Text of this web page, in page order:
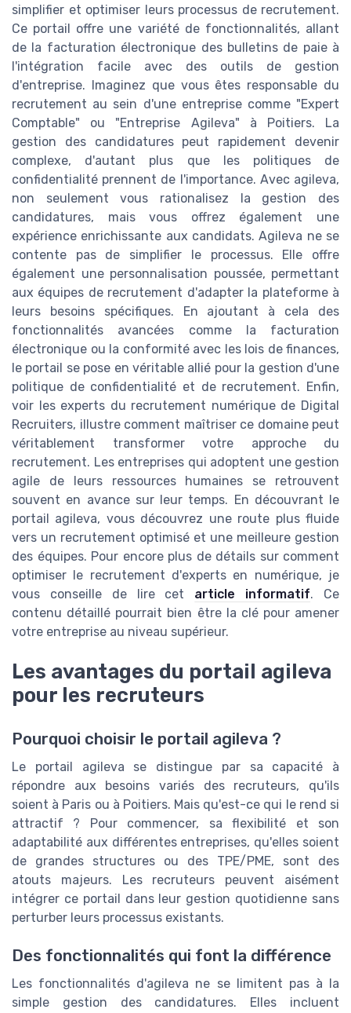
simplifier et optimiser leurs processus de recrutement.
Ce portail offre une variété de fonctionnalités, allant
de la facturation électronique des bulletins de paie à
l'intégration facile avec des outils de gestion
d'entreprise. Imaginez que vous êtes responsable du
recrutement au sein d'une entreprise comme "Expert
Comptable" ou "Entreprise Agileva" à Poitiers. La
gestion des candidatures peut rapidement devenir
complexe, d'autant plus que les politiques de
confidentialité prennent de l'importance. Avec agileva,
non seulement vous rationalisez la gestion des
candidatures, mais vous offrez également une
expérience enrichissante aux candidats. Agileva ne se
contente pas de simplifier le processus. Elle offre
également une personnalisation poussée, permettant
aux équipes de recrutement d'adapter la plateforme à
leurs besoins spécifiques. En ajoutant à cela des
fonctionnalités avancées comme la facturation
électronique ou la conformité avec les lois de finances,
le portail se pose en véritable allié pour la gestion d'une
politique de confidentialité et de recrutement. Enfin,
voir les experts du recrutement numérique de Digital
Recruiters, illustre comment maîtriser ce domaine peut
véritablement transformer votre approche du
recrutement. Les entreprises qui adoptent une gestion
agile de leurs ressources humaines se retrouvent
souvent en avance sur leur temps. En découvrant le
portail agileva, vous découvrez une route plus fluide
vers un recrutement optimisé et une meilleure gestion
des équipes. Pour encore plus de détails sur comment
optimiser le recrutement d'experts en numérique, je
vous conseille de lire cet article informatif. Ce
contenu détaillé pourrait bien être la clé pour amener
votre entreprise au niveau supérieur.
Les avantages du portail agileva
pour les recruteurs
Pourquoi choisir le portail agileva ?
Le portail agileva se distingue par sa capacité à
répondre aux besoins variés des recruteurs, qu'ils
soient à Paris ou à Poitiers. Mais qu'est-ce qui le rend si
attractif ? Pour commencer, sa flexibilité et son
adaptabilité aux différentes entreprises, qu'elles soient
de grandes structures ou des TPE/PME, sont des
atouts majeurs. Les recruteurs peuvent aisément
intégrer ce portail dans leur gestion quotidienne sans
perturber leurs processus existants.
Des fonctionnalités qui font la différence
Les fonctionnalités d'agileva ne se limitent pas à la
simple gestion des candidatures. Elles incluent